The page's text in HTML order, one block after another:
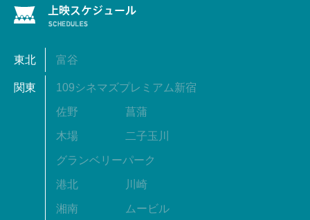
東北 富谷
関東 109シネマズプレミアム新宿
佐野 菖蒲
木場 二子玉川
グランベリーパーク
港北 川崎
湘南 ムービル